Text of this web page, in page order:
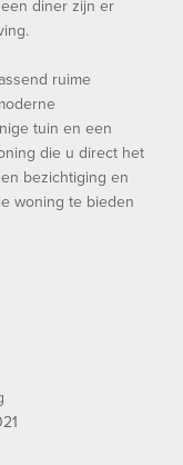
diner zijn er
ruime
tuin en een
die u direct het
bezichtiging en
woning te bieden